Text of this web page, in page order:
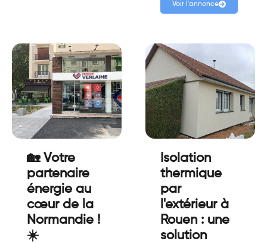
Voir l'annonce
🏡 Votre
partenaire
énergie au
cœur de la
Normandie !
☀️
Isolation
thermique
par
l'extérieur à
Rouen : une
solution